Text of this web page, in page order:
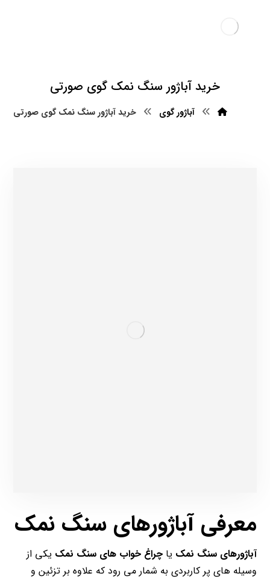
خرید آباژور سنگ نمک گوی صورتی
آباژور گوی خرید آباژور سنگ نمک گوی صورتی
معرفی آباژورهای سنگ نمک
آباژورهای سنگ نمک یاچراغ خواب های سنگ نمک یکی از
وسیله های پر کاربردی به شمار می رود که علاوه بر تزئین و